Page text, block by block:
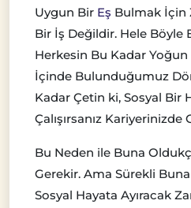
Uygun Bir Eş Bulmak İçin
Bir İş Değildir. Hele Böyle
Herkesin Bu Kadar
İçinde Bulunduğumuz
Kadar Çetin ki, Sosyal Bir
Çalışırsanız
Bu Neden ile Buna
Gerekir. Ama Sürekli Buna
Sosyal Hayata Ayıracak